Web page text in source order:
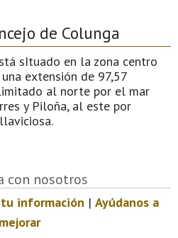
de Colunga
sItuado en la zona centro
extensión de 97,57
al norte por el mar
y Piloña, al este por
con nosotros
información | Ayúdanos a
mejorar